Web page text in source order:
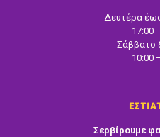
Δευτέρα
17:00
Σάββατο
10:00
Σερβίρουμε